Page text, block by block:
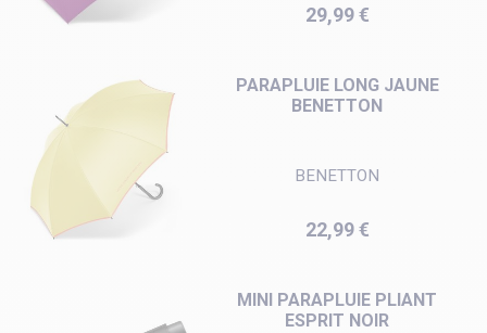
Prix
29,99 €
PARAPLUIE LONG JAUNE
BENETTON
BENETTON
Prix
22,99 €
MINI PARAPLUIE PLIANT
ESPRIT NOIR